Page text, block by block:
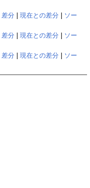
差分 現在との差分
ソー
差分 現在との差分
ソー
差分 現在との差分
ソー